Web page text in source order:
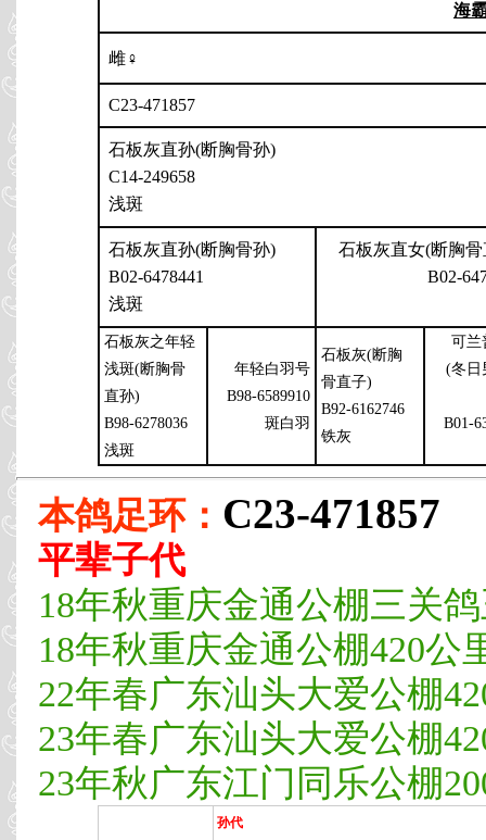
海
雌♀
C23-471857
石板灰直孙(断胸骨孙)
C14-249658
浅斑
石板灰直孙(断胸骨孙)
B02-6478441
浅斑
石板灰直女(断胸
B02-
石板灰之年轻
浅斑(断胸骨
直孙)
B98-6278036
浅斑
年轻白羽号
B98-6589910
斑白羽
石板灰(断胸
骨直子)
B92-6162746
铁灰
可兰
(冬日
B01-
本鸽足环： C23-471857
平辈子代
18年秋重庆金通公棚三关
18年秋重庆金通公棚420公
22年春广东汕头大爱公棚
23年春广东汕头大爱公棚
23年秋广东江门同乐公棚
孙代